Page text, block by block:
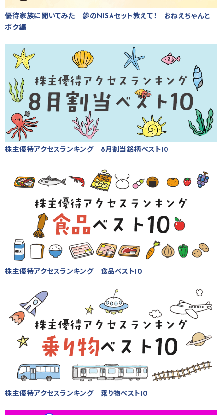
優待家族に聞いてみた 夢のNISAセット教えて！ おねえちゃんと
ボク編
株主優待アクセスランキング 8月割当銘柄ベスト10
株主優待アクセスランキング 食品ベスト10
株主優待アクセスランキング 乗り物ベスト10